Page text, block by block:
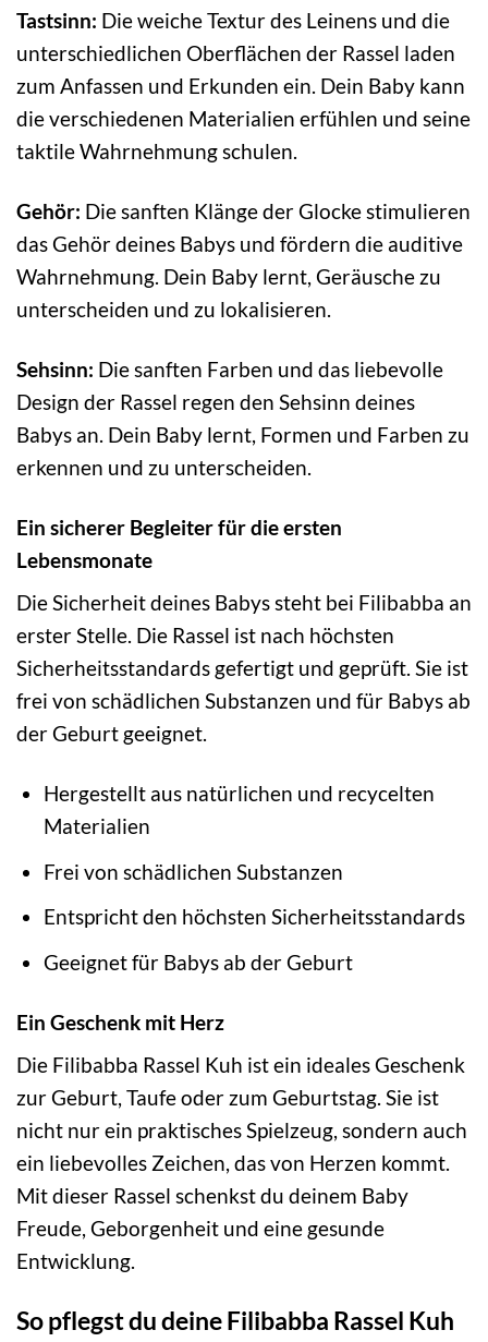
Tastsinn: Die weiche Textur des Leinens und die
unterschiedlichen Oberflächen der Rassel laden
zum Anfassen und Erkunden ein. Dein Baby kann
die verschiedenen Materialien erfühlen und seine
taktile Wahrnehmung schulen.
Gehör: Die sanften Klänge der Glocke stimulieren
das Gehör deines Babys und fördern die auditive
Wahrnehmung. Dein Baby lernt, Geräusche zu
unterscheiden und zu lokalisieren.
Sehsinn: Die sanften Farben und das liebevolle
Design der Rassel regen den Sehsinn deines
Babys an. Dein Baby lernt, Formen und Farben zu
erkennen und zu unterscheiden.
Ein sicherer Begleiter für die ersten
Lebensmonate
Die Sicherheit deines Babys steht bei Filibabba an
erster Stelle. Die Rassel ist nach höchsten
Sicherheitsstandards gefertigt und geprüft. Sie ist
frei von schädlichen Substanzen und für Babys ab
der Geburt geeignet.
Hergestellt aus natürlichen und recycelten
Materialien
Frei von schädlichen Substanzen
Entspricht den höchsten Sicherheitsstandards
Geeignet für Babys ab der Geburt
Ein Geschenk mit Herz
Die Filibabba Rassel Kuh ist ein ideales Geschenk
zur Geburt, Taufe oder zum Geburtstag. Sie ist
nicht nur ein praktisches Spielzeug, sondern auch
ein liebevolles Zeichen, das von Herzen kommt.
Mit dieser Rassel schenkst du deinem Baby
Freude, Geborgenheit und eine gesunde
Entwicklung.
So pflegst du deine Filibabba Rassel Kuh